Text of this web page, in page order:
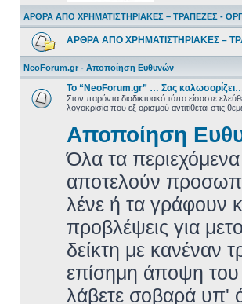
ΑΡΘΡΑ ΑΠΟ ΧΡΗΜΑΤΙΣΤΗΡΙΑΚΕΣ – ΤΡΑΠΕΖΕΣ -
ΑΡΘΡΑ ΑΠΟ ΧΡΗΜΑΤΙΣΤΗΡΙΑΚΕΣ –
NeoForum.gr - Αποποίηση Ευθυνών
Το “NeoForum.gr” … Σας
Στον παρόντα διαδικτυακό τόπο είσαστε
λογοκρισία που εξ ορισμού αντιτίθεται στις
Αποποίηση
Όλα τα
αποτελούν
λένε ή τα γράφουν
προβλέψεις για
δείκτη με κανέναν
επίσημη άποψη
λάβετε σοβαρά υπ'